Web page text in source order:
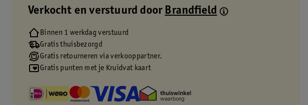
Verkocht en verstuurd door Brandfield
Binnen 1 werkdag verstuurd
Gratis thuisbezorgd
Gratis retourneren via verkooppartner.
Gratis punten met je Kruidvat kaart